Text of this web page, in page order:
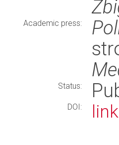
Academic press:
Status:
DOI: